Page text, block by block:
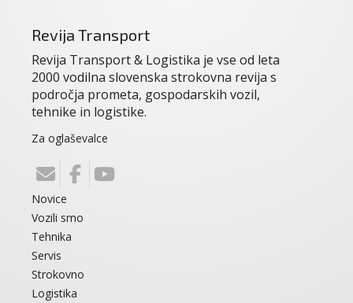
Revija Transport
Revija Transport & Logistika je vse od leta
2000 vodilna slovenska strokovna revija s
področja prometa, gospodarskih vozil,
tehnike in logistike.
Za oglaševalce
Novice
Vozili smo
Tehnika
Servis
Strokovno
Logistika